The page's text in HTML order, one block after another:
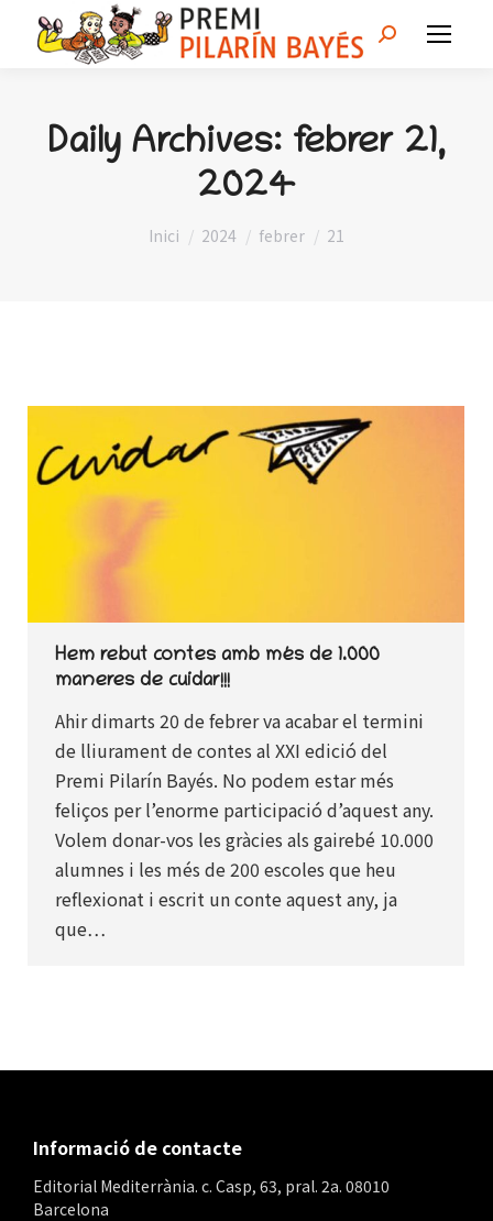
Search:
Daily Archives: febrer 21,
2024
You are here:
Inici 2024 febrer 21
Hem rebut contes amb més de 1.000
maneres de cuidar!!!
Ahir dimarts 20 de febrer va acabar el termini
de lliurament de contes al XXI edició del
Premi Pilarín Bayés. No podem estar més
feliços per l’enorme participació d’aquest any.
Volem donar-vos les gràcies als gairebé 10.000
alumnes i les més de 200 escoles que heu
reflexionat i escrit un conte aquest any, ja
que…
Informació de contacte
Editorial Mediterrània. c. Casp, 63, pral. 2a. 08010
Barcelona